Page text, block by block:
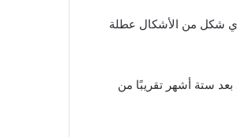
شكل من الأشكال عطلة
ستة أشهر تقريبًا من